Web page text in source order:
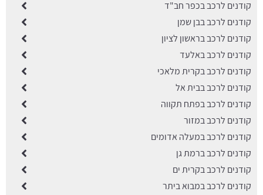
קודנים לרכב בכפר חב"ד
קודנים לרכב בבן שמן
קודנים לרכב בראשון לציון
קודנים לרכב באלעד
קודנים לרכב בקרית מלאכי
קודנים לרכב בבית אל
קודנים לרכב בפתח תקווה
קודנים לרכב במזור
קודנים לרכב במעלה אדומים
קודנים לרכב ברמת גן
קודנים לרכב בקרית ים
קודנים לרכב במבוא ביתר